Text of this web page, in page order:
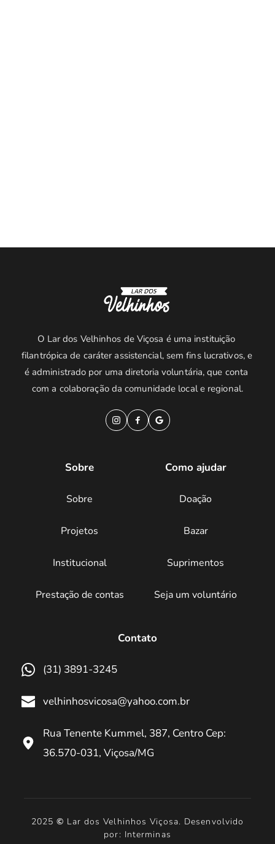
O Lar dos Velhinhos de Viçosa é uma instituição
filantrópica de caráter assistencial, sem fins lucrativos, e
é administrado por uma diretoria voluntária, que conta
com a colaboração da comunidade local e regional.
Sobre
Sobre
Projetos
Institucional
Prestação de contas
Como ajudar
Doação
Bazar
Suprimentos
Seja um voluntário
Contato
(31) 3891-3245
velhinhosvicosa@yahoo.com.br
Rua Tenente Kummel, 387, Centro Cep:
36.570-031, Viçosa/MG
2025 © Lar dos Velhinhos Viçosa. Desenvolvido
por: Interminas